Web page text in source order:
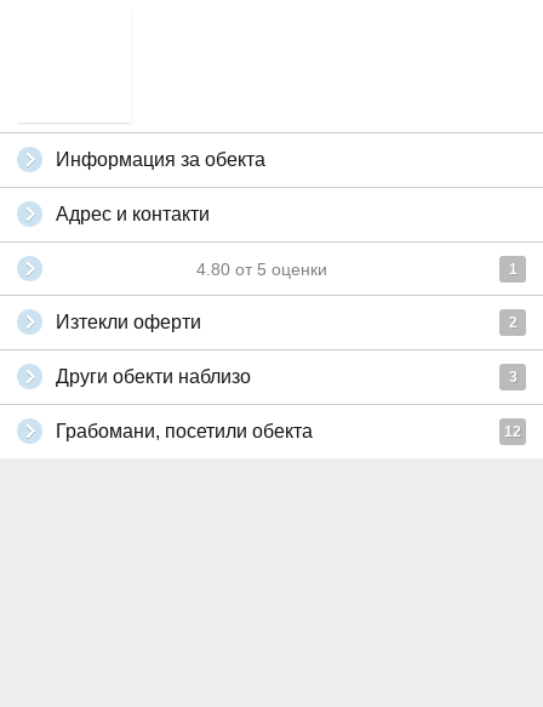
Информация за обекта
Адрес и контакти
4.80 от 5 оценки 1
Изтекли оферти 2
Други обекти наблизо 3
Грабомани, посетили обекта 12